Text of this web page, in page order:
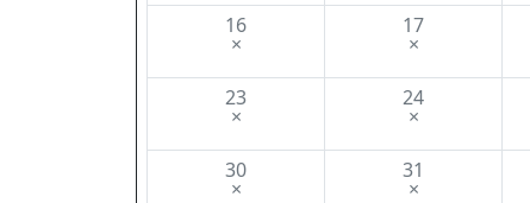
16
×
17
×
23
×
24
×
30
×
31
×